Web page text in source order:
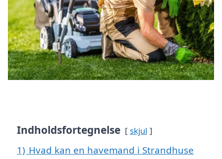
Indholdsfortegnelse skjul
1) Hvad kan en havemand i Strandhuse